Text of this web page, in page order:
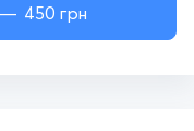
450 грн